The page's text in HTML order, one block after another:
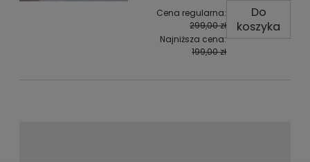
Cena regularna:
299,00 zł
Najniższa cena:
199,00 zł
Do
koszyka